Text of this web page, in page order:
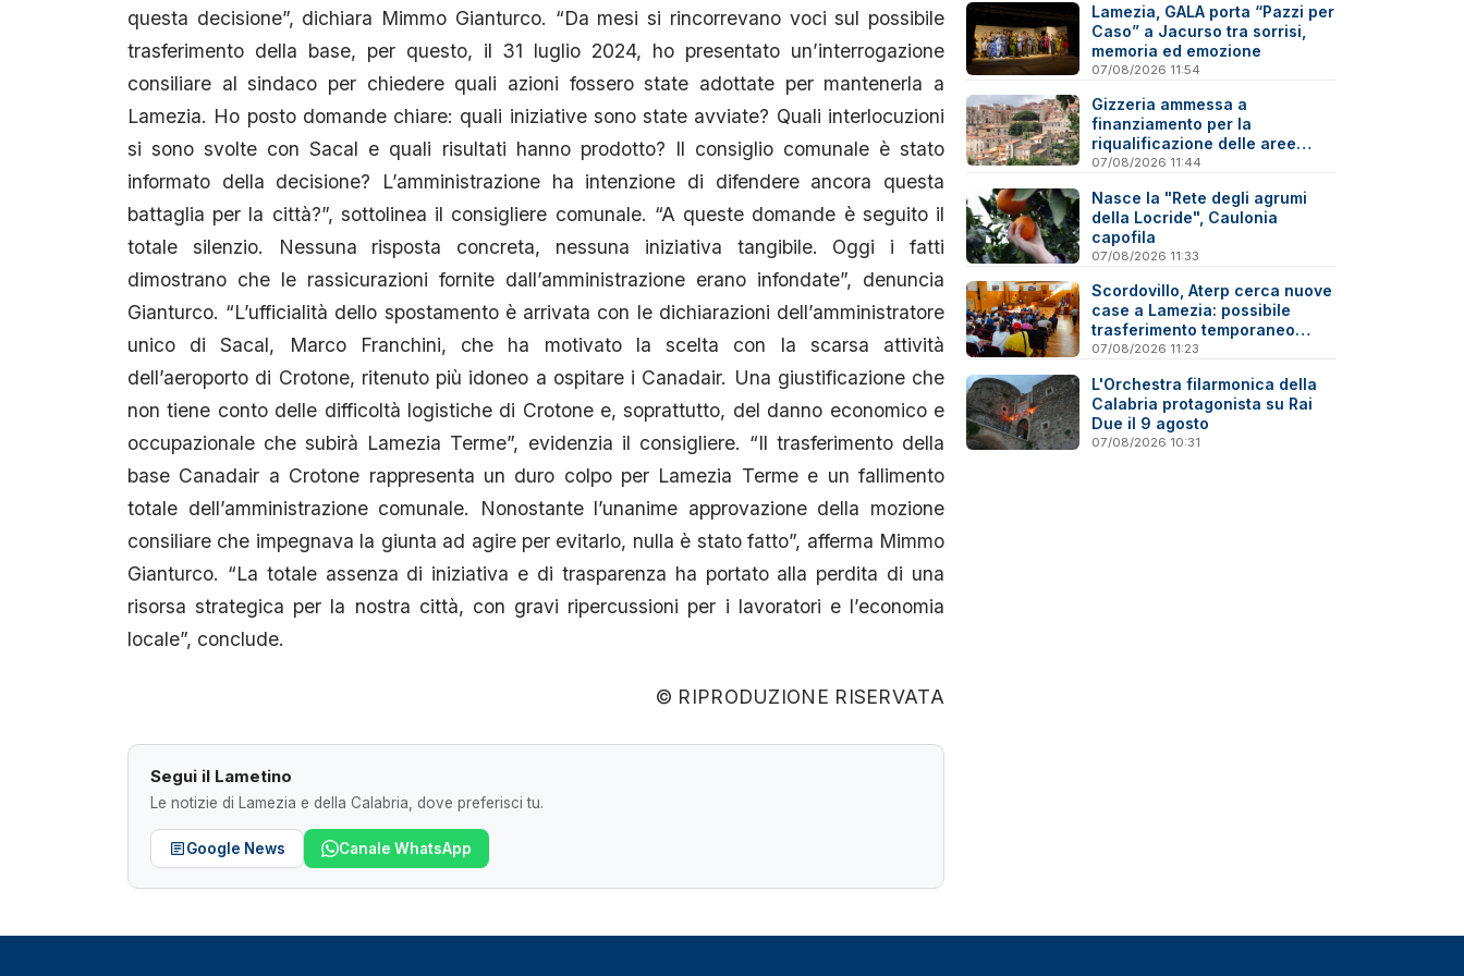
questa decisione”, dichiara Mimmo Gianturco. “Da mesi si rincorrevano voci sul possibile
trasferimento della base, per questo, il 31 luglio 2024, ho presentato un’interrogazione
consiliare al sindaco per chiedere quali azioni fossero state adottate per mantenerla a
Lamezia. Ho posto domande chiare: quali iniziative sono state avviate? Quali interlocuzioni
si sono svolte con Sacal e quali risultati hanno prodotto? Il consiglio comunale è stato
informato della decisione? L’amministrazione ha intenzione di difendere ancora questa
battaglia per la città?”, sottolinea il consigliere comunale. “A queste domande è seguito il
totale silenzio. Nessuna risposta concreta, nessuna iniziativa tangibile. Oggi i fatti
dimostrano che le rassicurazioni fornite dall’amministrazione erano infondate”, denuncia
Gianturco. “L’ufficialità dello spostamento è arrivata con le dichiarazioni dell’amministratore
unico di Sacal, Marco Franchini, che ha motivato la scelta con la scarsa attività
dell’aeroporto di Crotone, ritenuto più idoneo a ospitare i Canadair. Una giustificazione che
non tiene conto delle difficoltà logistiche di Crotone e, soprattutto, del danno economico e
occupazionale che subirà Lamezia Terme”, evidenzia il consigliere. “Il trasferimento della
base Canadair a Crotone rappresenta un duro colpo per Lamezia Terme e un fallimento
totale dell’amministrazione comunale. Nonostante l’unanime approvazione della mozione
consiliare che impegnava la giunta ad agire per evitarlo, nulla è stato fatto”, afferma Mimmo
Gianturco. “La totale assenza di iniziativa e di trasparenza ha portato alla perdita di una
risorsa strategica per la nostra città, con gravi ripercussioni per i lavoratori e l’economia
locale”, conclude.
© RIPRODUZIONE RISERVATA
Segui il Lametino
Le notizie di Lamezia e della Calabria, dove preferisci tu.
Google News Canale WhatsApp
Lamezia, GALA porta “Pazzi per
Caso” a Jacurso tra sorrisi,
memoria ed emozione
07/08/2026 11:54
Gizzeria ammessa a
finanziamento per la
riqualificazione delle aree
degradate
07/08/2026 11:44
Nasce la "Rete degli agrumi
della Locride", Caulonia
capofila
07/08/2026 11:33
Scordovillo, Aterp cerca nuove
case a Lamezia: possibile
trasferimento temporaneo
nell’hinterland per alcune
07/08/2026 11:23
L'Orchestra filarmonica della
Calabria protagonista su Rai
Due il 9 agosto
07/08/2026 10:31